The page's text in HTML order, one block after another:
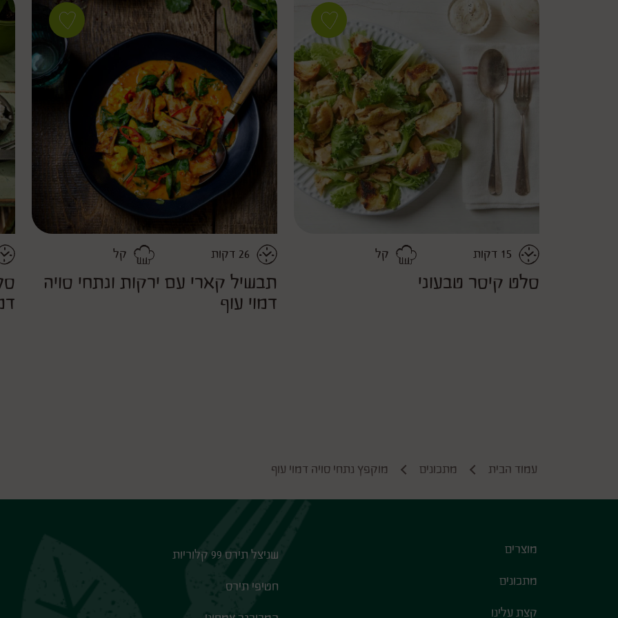
Save
recipe
סלט
קיסר
טבעוני
as
favorite
סלט קיסר טבעוני
משך 15 דקות דרגת קושי
קל
Save
recipe
תבשיל
קארי
עם
ונתחי
סויה
דמוי
תבשיל קארי עם ירקות ונתחי סויה
דמוי עוף
משך 26 דקות דרגת קושי
קל
עמוד הבית מתכונים מוקפץ נתחי סויה דמוי עוף
Footer
מוצרים
מתכונים
קצת עלינו
שניצל תירס 99 קלוריות
חטיפי תירס